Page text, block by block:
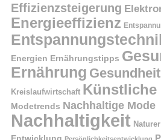
Effizienzsteigerung
Energieeffizienz
Energien Ernährungstipps
Ernährung Gesundheit
Kreislaufwirtschaft Künstliche
Modetrends Nachhaltige Mode
Nachhaltigkeit
Persönlichkeitsentwicklung